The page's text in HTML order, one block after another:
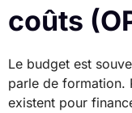
coûts
Le budget est
parle de formation.
existent pour